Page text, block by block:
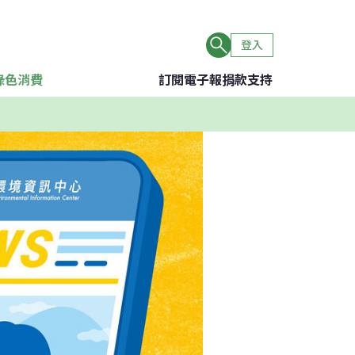
登入
色消費 訂閱電子報捐款支持